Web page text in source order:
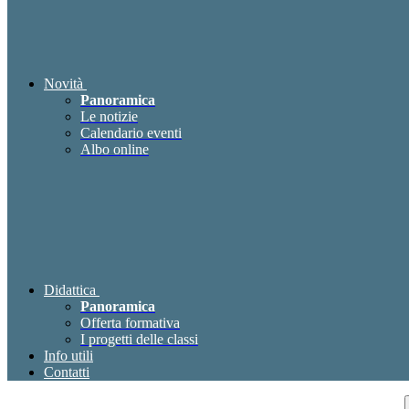
Novità
Panoramica
Le notizie
Calendario eventi
Albo online
Didattica
Panoramica
Offerta formativa
I progetti delle classi
Info utili
Contatti